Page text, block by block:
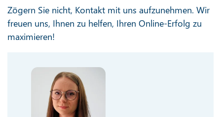
Zögern Sie nicht, Kontakt mit uns aufzunehmen. Wir
freuen uns, Ihnen zu helfen, Ihren Online-Erfolg zu
maximieren!